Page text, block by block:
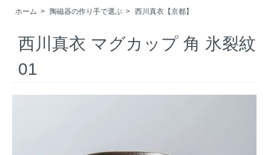
ホーム > 陶磁器の作り手で選ぶ > 西川真衣【京都】
西川真衣 マグカップ 角 氷裂紋
01